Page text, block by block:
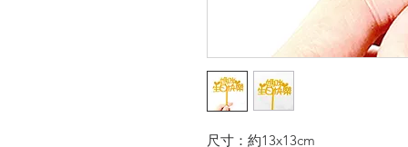
尺寸：約13x13cm